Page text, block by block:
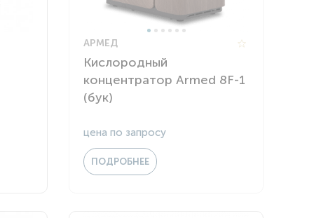
АРМЕД
Кислородный
концентратор Armed 8F-1
(бук)
цена по запросу
ПОДРОБНЕЕ